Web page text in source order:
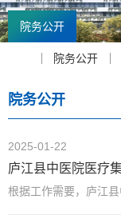
院务公开
院务公开
院务公开
2025-01-22